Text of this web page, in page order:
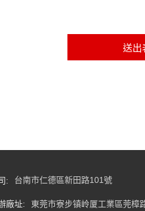
: 台南市仁德區新田路101號
廠址: 東莞市寮步镇岭厦工業區莞樟